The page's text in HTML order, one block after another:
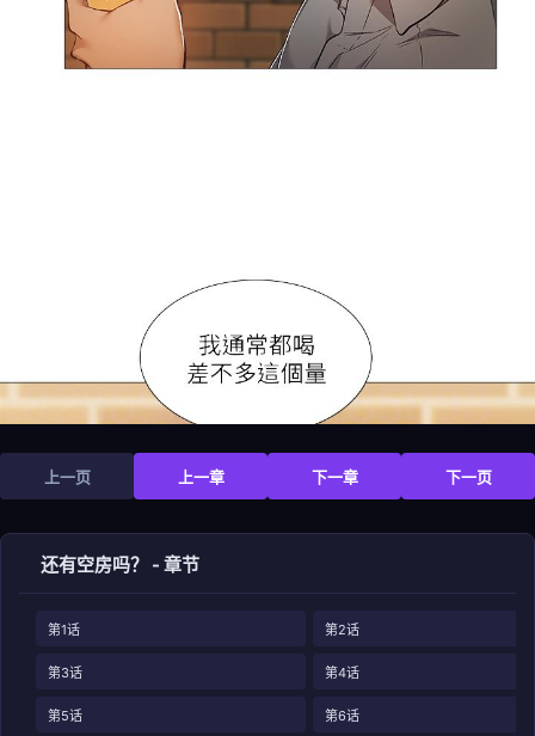
上一页 上一章 下一章 下一页
还有空房吗？ - 章节
第1话 第2话
第3话 第4话
第5话 第6话